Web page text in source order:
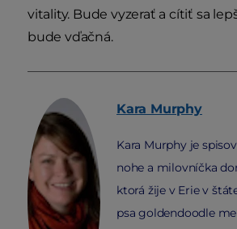
vitality. Bude vyzerať a cítiť sa
bude vďačná.
Kara Murphy
Kara Murphy je
nohe a milovníčka
ktorá žije v Erie v
psa goldendoodle